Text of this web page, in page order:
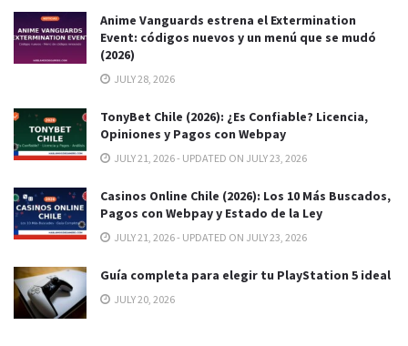
Anime Vanguards estrena el Extermination
Event: códigos nuevos y un menú que se mudó
(2026)
JULY 28, 2026
TonyBet Chile (2026): ¿Es Confiable? Licencia,
Opiniones y Pagos con Webpay
JULY 21, 2026 - UPDATED ON JULY 23, 2026
Casinos Online Chile (2026): Los 10 Más Buscados,
Pagos con Webpay y Estado de la Ley
JULY 21, 2026 - UPDATED ON JULY 23, 2026
Guía completa para elegir tu PlayStation 5 ideal
JULY 20, 2026